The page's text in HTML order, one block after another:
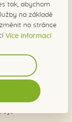
tak, abychom
na základě
na stránce
Více informací